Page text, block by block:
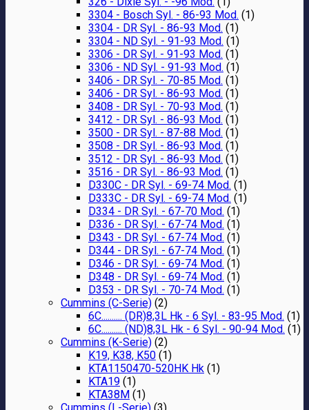
3304 - Bosch Syl. - 86-93 Mod. (1)
3304 - DR Syl. - 86-93 Mod. (1)
3304 - ND Syl. - 91-93 Mod. (1)
3306 - DR Syl. - 91-93 Mod. (1)
3306 - ND Syl. - 91-93 Mod. (1)
3406 - DR Syl. - 70-85 Mod. (1)
3406 - DR Syl. - 86-93 Mod. (1)
3408 - DR Syl. - 70-93 Mod. (1)
3412 - DR Syl. - 86-93 Mod. (1)
3500 - DR Syl. - 87-88 Mod. (1)
3508 - DR Syl. - 86-93 Mod. (1)
3512 - DR Syl. - 86-93 Mod. (1)
3516 - DR Syl. - 86-93 Mod. (1)
D330C - DR Syl. - 69-74 Mod. (1)
D333C - DR Syl. - 69-74 Mod. (1)
D334 - DR Syl. - 67-70 Mod. (1)
D336 - DR Syl. - 67-74 Mod. (1)
D343 - DR Syl. - 67-74 Mod. (1)
D344 - DR Syl. - 67-74 Mod. (1)
D346 - DR Syl. - 69-74 Mod. (1)
D348 - DR Syl. - 69-74 Mod. (1)
D353 - DR Syl. - 70-74 Mod. (1)
Cummins (C-Serie) (2)
6C.......... (DR)8,3L Hk - 6 Syl. - 83-95 Mod. (1)
6C.......... (ND)8,3L Hk - 6 Syl. - 90-94 Mod. (1)
Cummins (K-Serie) (2)
K19, K38, K50 (1)
KTA1150470-520HK Hk (1)
KTA19 (1)
KTA38M (1)